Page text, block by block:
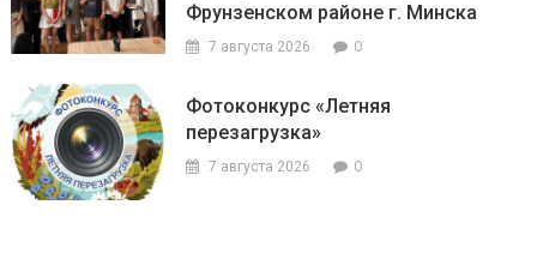
Фрунзенском районе г. Минска
7 августа 2026 0
Фотоконкурс «Летняя
перезагрузка»
7 августа 2026 0